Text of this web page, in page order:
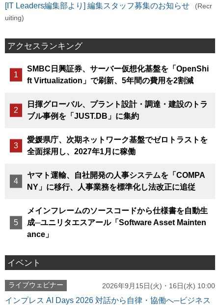
[IT Leaders編集部より] 編集スタッフ募集のお知らせ
(Recr
uiting)
アクセスランキング
SMBC日興証券、サーバー仮想化基盤を「OpenShi
ft Virtualization」で刷新、5年間の費用を2割減
日揮グローバル、プラント設計・調達・建設のトラ
ブル事例を「JUST.DB」に集約
愛媛県庁、次期ネットワーク基盤でゼロトラストを
全面採用し、2027年1月に稼働
ヤマト運輸、自社開発の人事システムを「COMPA
NY」に移行、人事業務を標準化し法改正に追従
メインフレームのソースコードから仕様書を自動生
成─ユニリタエスアール「Software Asset Mainten
ance」
イベント
ライブウェビナー 2026年9月15日(火)・16日(水) 10:00
インプレス AI Days 2026 対話から自律・協働へ─ビジネス